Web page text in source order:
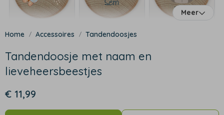
Meer
Accessoires Tandendoosjes
Tandendoosje met naam en
lieveheersbeestjes
€ 11,99